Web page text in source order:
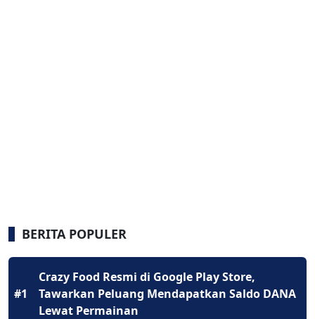
BERITA POPULER
#1
Crazy Food Resmi di Google Play Store,
Tawarkan Peluang Mendapatkan Saldo DANA
Lewat Permainan